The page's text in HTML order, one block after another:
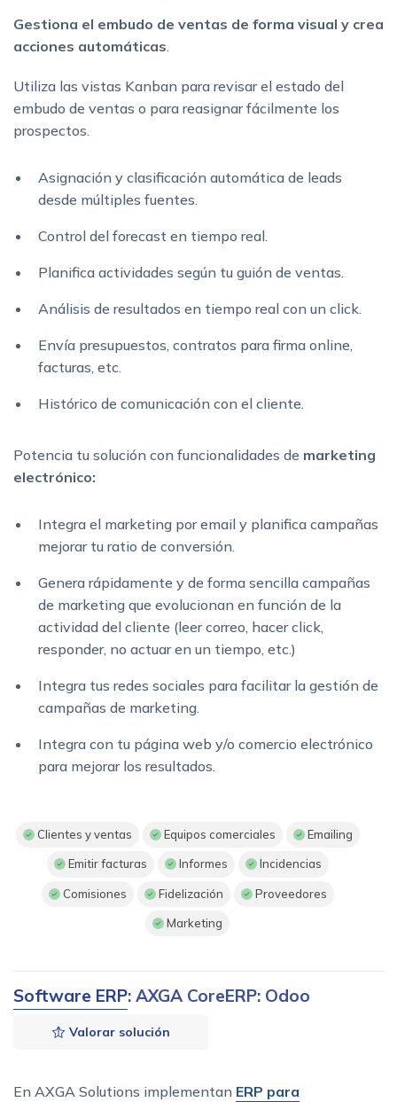
Gestiona el embudo de ventas de forma visual y crea
acciones automáticas
Utiliza las vistas Kanban para revisar el estado del
embudo de ventas o para reasignar fácilmente los
prospectos.
Asignación y clasificación automática de leads
desde múltiples fuentes.
Control del forecast en tiempo real.
Planifica actividades según tu guión de ventas.
Análisis de resultados en tiempo real con un click.
Envía presupuestos, contratos para firma online,
facturas, etc.
Histórico de comunicación con el cliente.
Potencia tu solución con funcionalidades de marketing
electrónico:
Integra el marketing por email y planifica campañas
mejorar tu ratio de conversión.
Genera rápidamente y de forma sencilla campañas
de marketing que evolucionan en función de la
actividad del cliente (leer correo, hacer click,
responder, no actuar en un tiempo, etc.)
Integra tus redes sociales para facilitar la gestión de
campañas de marketing.
Integra con tu página web y/o comercio electrónico
para mejorar los resultados.
Clientes y ventas Equipos comerciales Emailing
Emitir facturas Informes Incidencias
Comisiones Fidelización Proveedores
Marketing
Software ERP: AXGA CoreERP: Odoo
Valorar solución
En AXGA Solutions implementan ERP para